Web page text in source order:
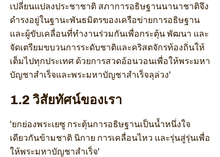
เปลี่ยนแปลงประชาชาติ สภาการอธิษฐานนานาชาติจึง
ดำรงอยู่ในฐานะพันธมิตรของเครือข่ายการอธิษฐาน
และผู้ขับเคลื่อนที่ทำงานร่วมกันเพื่อกระตุ้น พัฒนา และ
จัดเตรียมขบวนการระดับชาติและคริสตจักรท้องถิ่นให้
เต็มไปทุกประเทศ ด้วยการสวดอ้อนวอนเพื่อให้พระมหา
บัญชาสำเร็จและพระมหาบัญชาสำเร็จลุล่วง'
1.2 วิสัยทัศน์ของเรา
'ยกย่องพระเยซู กระตุ้นการอธิษฐานเป็นน้ำหนึ่งใจ
เดียวกันข้ามชาติ นิกาย การเคลื่อนไหว และรุ่นสู่รุ่นเพื่อ
ให้พระมหาบัญชาสำเร็จ'